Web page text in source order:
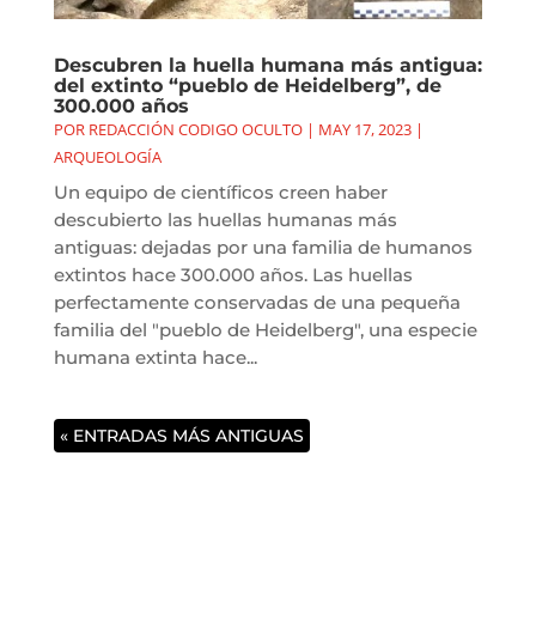
Descubren la huella humana más antigua:
del extinto “pueblo de Heidelberg”, de
300.000 años
POR REDACCIÓN CODIGO OCULTO| MAY 17, 2023|
ARQUEOLOGÍA
Un equipo de científicos creen haber
descubierto las huellas humanas más
antiguas: dejadas por una familia de humanos
extintos hace 300.000 años. Las huellas
perfectamente conservadas de una pequeña
familia del "pueblo de Heidelberg", una especie
humana extinta hace...
« ENTRADAS MÁS ANTIGUAS